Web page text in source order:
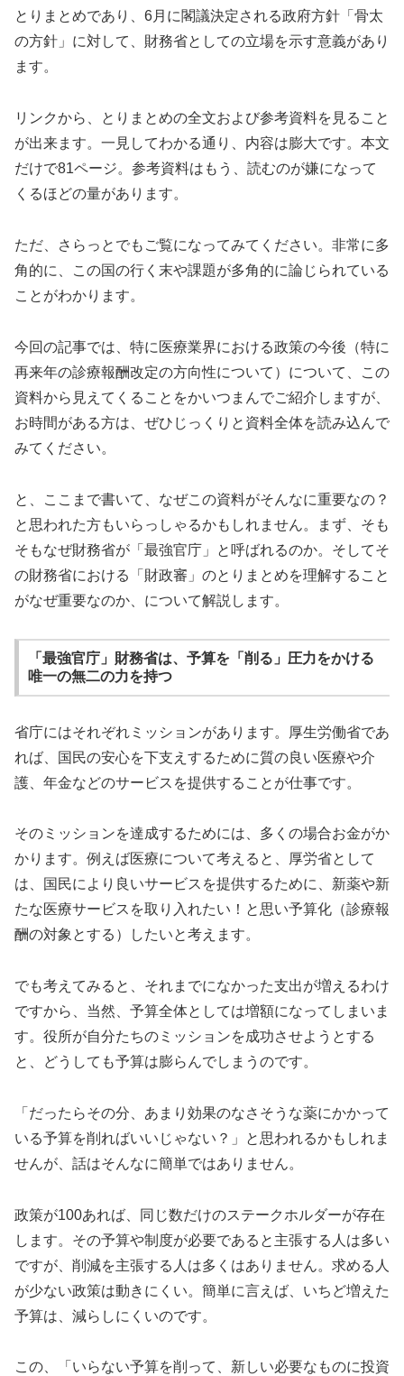
とりまとめであり、6月に閣議決定される政府方針「骨太
の方針」に対して、財務省としての立場を示す意義があり
ます。
リンクから、とりまとめの全文および参考資料を見ること
が出来ます。一見してわかる通り、内容は膨大です。本文
だけで81ページ。参考資料はもう、読むのが嫌になって
くるほどの量があります。
ただ、さらっとでもご覧になってみてください。非常に多
角的に、この国の行く末や課題が多角的に論じられている
ことがわかります。
今回の記事では、特に医療業界における政策の今後（特に
再来年の診療報酬改定の方向性について）について、この
資料から見えてくることをかいつまんでご紹介しますが、
お時間がある方は、ぜひじっくりと資料全体を読み込んで
みてください。
と、ここまで書いて、なぜこの資料がそんなに重要なの？
と思われた方もいらっしゃるかもしれません。まず、そも
そもなぜ財務省が「最強官庁」と呼ばれるのか。そしてそ
の財務省における「財政審」のとりまとめを理解すること
がなぜ重要なのか、について解説します。
「最強官庁」財務省は、予算を「削る」圧力をかける
唯一の無二の力を持つ
省庁にはそれぞれミッションがあります。厚生労働省であ
れば、国民の安心を下支えするために質の良い医療や介
護、年金などのサービスを提供することが仕事です。
そのミッションを達成するためには、多くの場合お金がか
かります。例えば医療について考えると、厚労省として
は、国民により良いサービスを提供するために、新薬や新
たな医療サービスを取り入れたい！と思い予算化（診療報
酬の対象とする）したいと考えます。
でも考えてみると、それまでになかった支出が増えるわけ
ですから、当然、予算全体としては増額になってしまいま
す。役所が自分たちのミッションを成功させようとする
と、どうしても予算は膨らんでしまうのです。
「だったらその分、あまり効果のなさそうな薬にかかって
いる予算を削ればいいじゃない？」と思われるかもしれま
せんが、話はそんなに簡単ではありません。
政策が100あれば、同じ数だけのステークホルダーが存在
します。その予算や制度が必要であると主張する人は多い
ですが、削減を主張する人は多くはありません。求める人
が少ない政策は動きにくい。簡単に言えば、いちど増えた
予算は、減らしにくいのです。
この、「いらない予算を削って、新しい必要なものに投資